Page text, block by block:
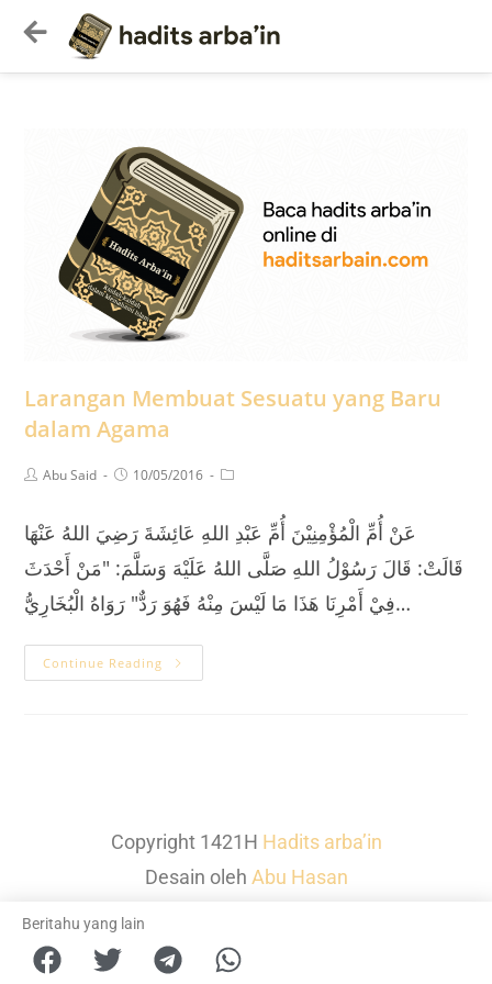
Larangan Membuat Sesuatu yang Baru
dalam Agama
Abu Said 10/05/2016
عَنْ أُمِّ الْمُؤْمِنِيْنَ أُمِّ عَبْدِ اللهِ عَائِشَةَ رَضِيَ اللهُ عَنْهَا
قَالَتْ: قَالَ رَسُوْلُ اللهِ صَلَّى اللهُ عَلَيْهَ وَسَلَّمَ: "مَنْ أَحْدَثَ
فِيْ أَمْرِنَا هَذَا مَا لَيْسَ مِنْهُ فَهُوَ رَدٌّ" رَوَاهُ الْبُخَارِيُّ…
Continue Reading
Copyright 1421H Hadits arba’in
Desain oleh Abu Hasan
Beritahu yang lain